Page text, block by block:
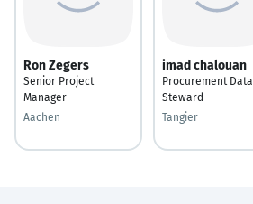
Ron Zegers
Senior Project
Manager
Aachen
imad chalouan
Procurement Data
Steward
Tangier